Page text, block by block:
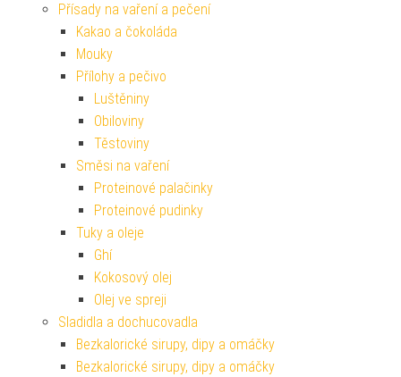
Přísady na vaření a pečení
Kakao a čokoláda
Mouky
Přílohy a pečivo
Luštěniny
Obiloviny
Těstoviny
Směsi na vaření
Proteinové palačinky
Proteinové pudinky
Tuky a oleje
Ghí
Kokosový olej
Olej ve spreji
Sladidla a dochucovadla
Bezkalorické sirupy, dipy a omáčky
Bezkalorické sirupy, dipy a omáčky